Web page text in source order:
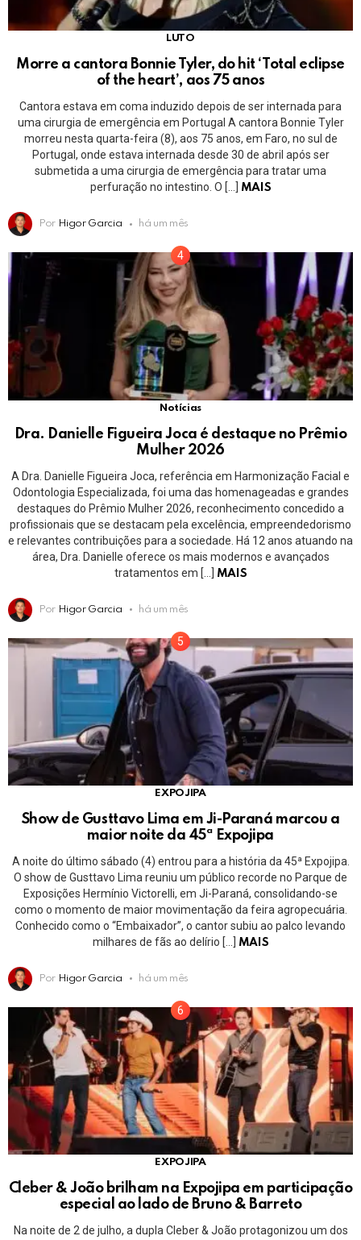
LUTO
Morre a cantora Bonnie Tyler, do hit ‘Total eclipse
of the heart’, aos 75 anos
Cantora estava em coma induzido depois de ser internada para
uma cirurgia de emergência em Portugal A cantora Bonnie Tyler
morreu nesta quarta-feira (8), aos 75 anos, em Faro, no sul de
Portugal, onde estava internada desde 30 de abril após ser
submetida a uma cirurgia de emergência para tratar uma
perfuração no intestino. O […]
MAIS
Por Higor Garcia há um mês
Notícias
Dra. Danielle Figueira Joca é destaque no Prêmio
Mulher 2026
A Dra. Danielle Figueira Joca, referência em Harmonização Facial e
Odontologia Especializada, foi uma das homenageadas e grandes
destaques do Prêmio Mulher 2026, reconhecimento concedido a
profissionais que se destacam pela excelência, empreendedorismo
e relevantes contribuições para a sociedade. Há 12 anos atuando na
área, Dra. Danielle oferece os mais modernos e avançados
tratamentos em […] MAIS
Por Higor Garcia há um mês
EXPOJIPA
Show de Gusttavo Lima em Ji-Paraná marcou a
maior noite da 45ª Expojipa
A noite do último sábado (4) entrou para a história da 45ª Expojipa.
O show de Gusttavo Lima reuniu um público recorde no Parque de
Exposições Hermínio Victorelli, em Ji-Paraná, consolidando-se
como o momento de maior movimentação da feira agropecuária.
Conhecido como o “Embaixador”, o cantor subiu ao palco levando
milhares de fãs ao delírio […]
MAIS
Por Higor Garcia há um mês
EXPOJIPA
Cleber & João brilham na Expojipa em participação
especial ao lado de Bruno & Barreto
Na noite de 2 de julho, a dupla Cleber & João protagonizou um dos